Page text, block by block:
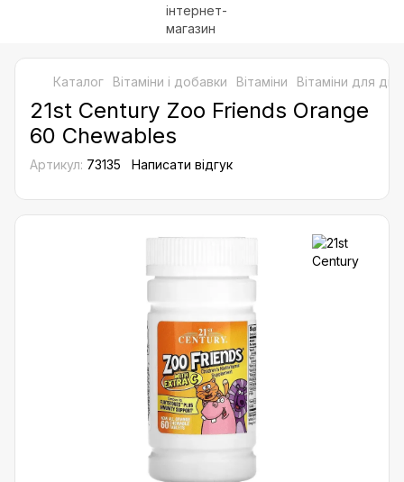
Каталог Bітаміни і добавки Вітаміни Вітаміни для
21st Century Zoo Friends Orange
60 Chewables
Артикул: 73135 Написати відгук